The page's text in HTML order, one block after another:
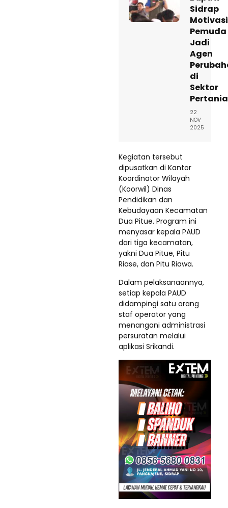
Sidrap
Motivasi
Pemuda
Jadi
Agen
di
Sektor
22
NOV
2025
Kegiatan tersebut
dipusatkan di Kantor
Koordinator Wilayah
(Koorwil) Dinas
Pendidikan dan
Kebudayaan Kecamatan
Dua Pitue. Program ini
menyasar kepala PAUD
dari tiga kecamatan,
yakni Dua Pitue, Pitu
Riase, dan Pitu Riawa.
Dalam pelaksanaannya,
setiap kepala PAUD
didampingi satu orang
staf operator yang
menangani administrasi
persuratan melalui
aplikasi Srikandi.